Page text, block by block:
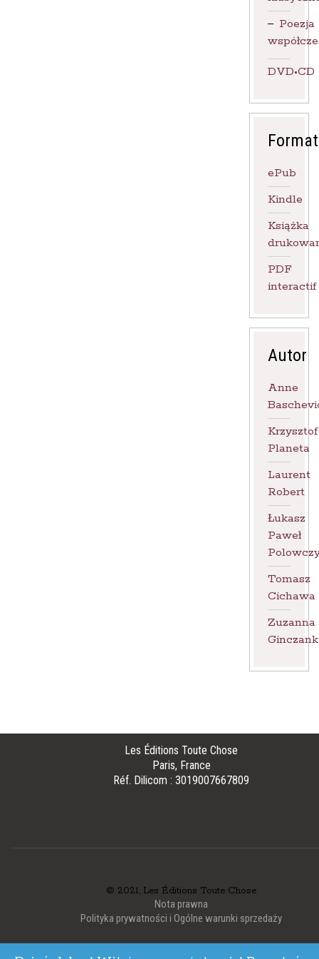
Poezja
DVD•CD
Format
ePub
Kindle
Książka
PDF
interactif
Autor
Anne
Krzysztof
Planeta
Laurent
Robert
Łukasz
Paweł
Tomasz
Cichawa
Zuzanna
Les Éditions Toute Chose
Paris, France
Réf. Dilicom : 3019007667809
© 2021, Les Éditions Toute Chose
Nota prawna
Polityka prywatności i Ogólne warunki sprzedaży
Français Polski